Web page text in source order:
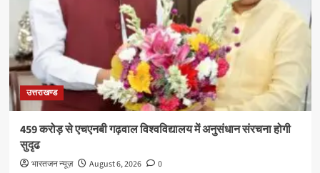
उत्तराखण्ड
459 करोड़ से एचएनबी गढ़वाल विश्वविद्यालय में अनुसंधान संरचना होगी
सुदृढ
भारतजन न्यूज़ August 6, 2026 0